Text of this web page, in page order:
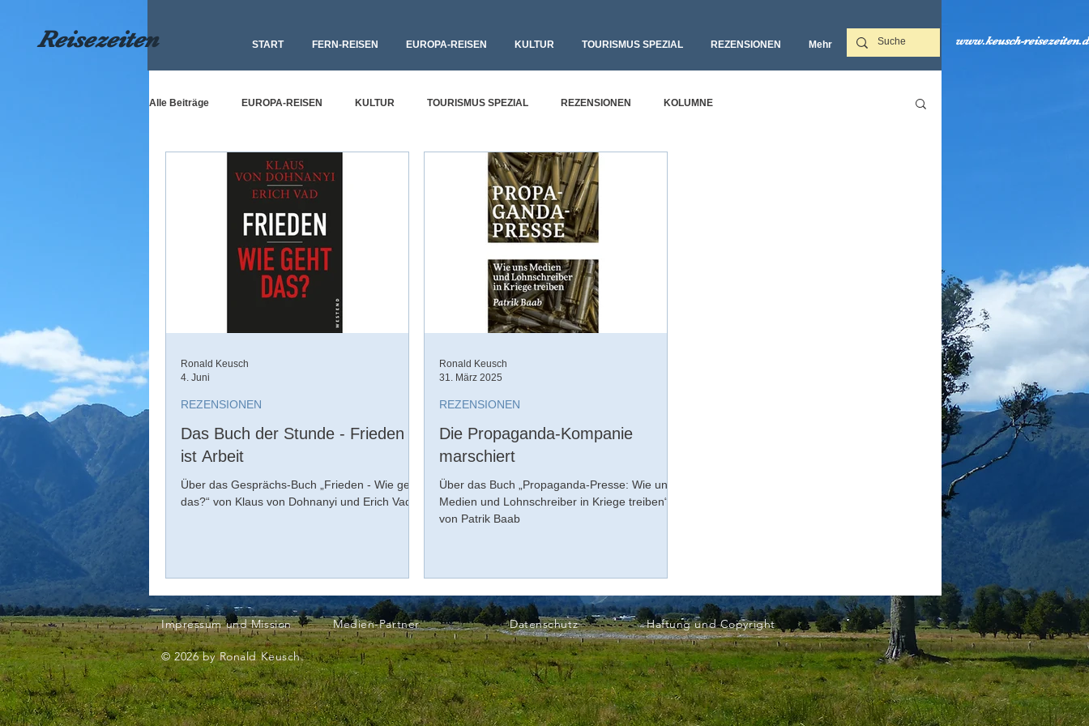
Reisezeiten START FERN-REISEN EUROPA-REISEN KULTUR TOURISMUS SPEZIAL REZENSIONEN Mehr‎ www.keusch-
Alle Beiträge EUROPA-REISEN KULTUR TOURISMUS SPEZIAL REZENSIONEN KOLUMNE
Das Buch der Stunde - Frieden
ist Arbeit
Über das Gesprächs-Buch „Frieden - Wie geht
das?“ von Klaus von Dohnanyi und Erich Vad
REZENSIONEN
Ronald Keusch
4. Juni
Die Propaganda-Kompanie
marschiert
Über das Buch „Propaganda-Presse: Wie uns
Medien und Lohnschreiber in Kriege treiben“
von Patrik Baab
REZENSIONEN
Ronald Keusch
31. März 2025
Impressum und Mission Medien-Partner Datenschutz Haftung und Copyright
© 2026 by Ronald Keusch.